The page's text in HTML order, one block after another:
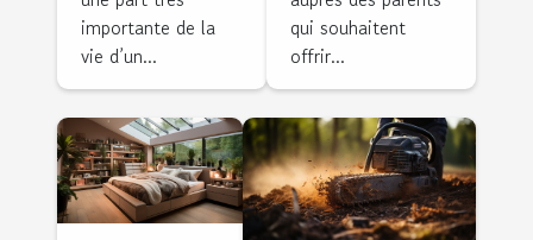
importante de la
vie d’un...
expérience
ludique
charmante
pour les
enfants
qui souhaitent
offrir...